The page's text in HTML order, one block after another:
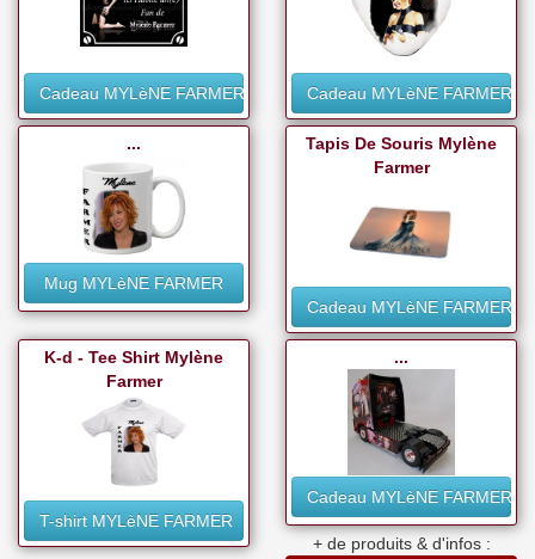
Cadeau MYLèNE FARMER Cadeau MYLèNE FARMER
...
Mug MYLèNE FARMER
Tapis De Souris Mylène
Farmer
Cadeau MYLèNE FARMER
K-d - Tee Shirt Mylène
Farmer
T-shirt MYLèNE FARMER
...
Cadeau MYLèNE FARMER
+ de produits & d'infos :